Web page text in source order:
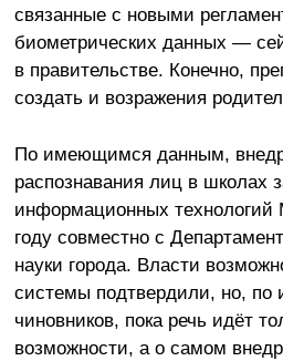
связанные с новыми
биометрических данных —
в правительстве. Конечно,
создать и возражения
По имеющимся данным,
распознавания лиц в школах
информационных
году совместно с
науки города. Власти
системы подтвердили, но, по
чиновников, пока речь идёт
возможности, а о самом